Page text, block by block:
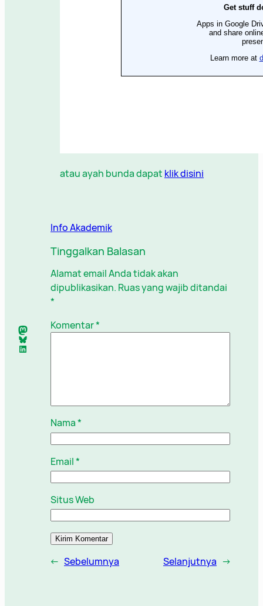
Mastodon
Bluesky
LinkedIn
atau ayah bunda dapat klik disini
Info Akademik
Tinggalkan Balasan
Alamat email Anda tidak akan
dipublikasikan. Ruas yang wajib ditandai
*
Komentar*
Nama*
Email*
Situs Web
← Sebelumnya Selanjutnya →